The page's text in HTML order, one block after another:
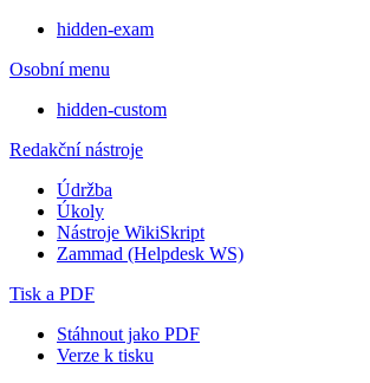
hidden-exam
Osobní menu
hidden-custom
Redakční nástroje
Údržba
Úkoly
Nástroje WikiSkript
Zammad (Helpdesk WS)
Tisk a PDF
Stáhnout jako PDF
Verze k tisku